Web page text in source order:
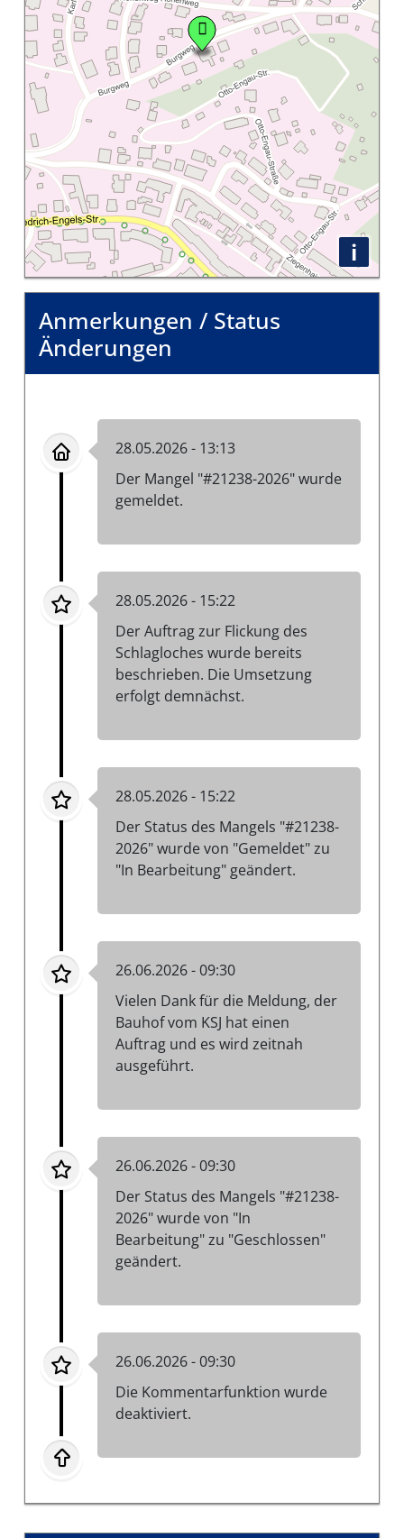
i
Anmerkungen / Status
Änderungen
28.05.2026 - 13:13
Der Mangel "#21238-2026" wurde
gemeldet.
28.05.2026 - 15:22
Der Auftrag zur Flickung des
Schlagloches wurde bereits
beschrieben. Die Umsetzung
erfolgt demnächst.
28.05.2026 - 15:22
Der Status des Mangels "#21238-
2026" wurde von "Gemeldet" zu
"In Bearbeitung" geändert.
26.06.2026 - 09:30
Vielen Dank für die Meldung, der
Bauhof vom KSJ hat einen
Auftrag und es wird zeitnah
ausgeführt.
26.06.2026 - 09:30
Der Status des Mangels "#21238-
2026" wurde von "In
Bearbeitung" zu "Geschlossen"
geändert.
26.06.2026 - 09:30
Die Kommentarfunktion wurde
deaktiviert.